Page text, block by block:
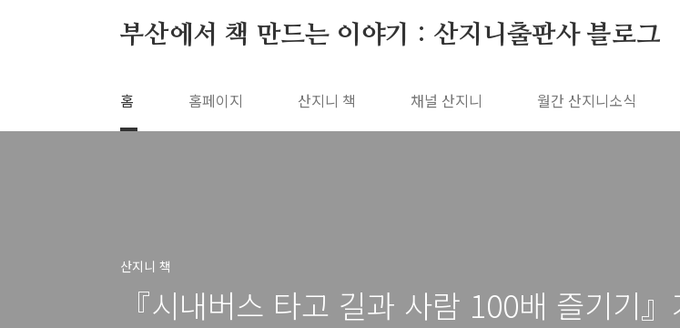
부산에서 책 만드는 이야기 : 산지니출판사 블로그
홈 홈페이지 산지니 책 채널 산지니 월간 산지니소식
산지니 책
『시내버스 타고 길과 사람 100배 즐기기